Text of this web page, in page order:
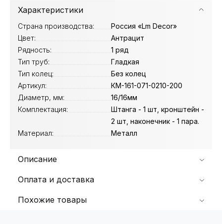
Характеристики
Страна производства:
Россия «Lm Decor»
Цвет:
Антрацит
Рядность:
1 ряд
Тип труб:
Гладкая
Тип колец:
Без колец
Артикул:
КМ-161-071-0210-200
Диаметр, мм:
16/16мм
Комплектация:
Штанга - 1 шт, кронштейн -
2 шт, наконечник - 1 пара.
Материал:
Металл
Описание
Оплата и доставка
Похожие товары